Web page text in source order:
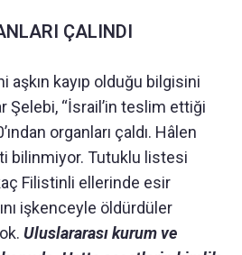
ÇALINDI
aşkın kayıp olduğu bilgisini
Şelebi, “İsrail’in teslim ettiği
organları çaldı. Hâlen
bilinmiyor. Tutuklu listesi
Filistinli ellerinde esir
işkenceyle öldürdüler
Uluslararası kurum ve